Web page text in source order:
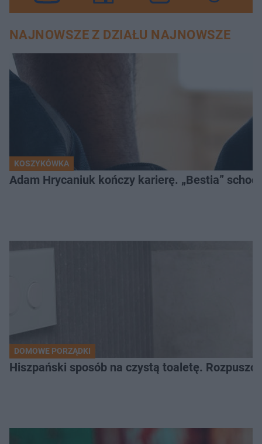
NAJNOWSZE Z DZIAŁU NAJNOWSZE
KOSZYKÓWKA
Adam Hrycaniuk kończy karierę. „Bestia”
DOMOWE PORZĄDKI
Hiszpański sposób na czystą toaletę.